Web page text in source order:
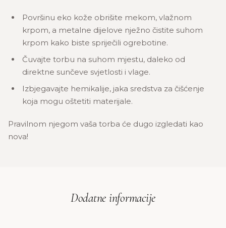
Površinu eko kože obrišite mekom, vlažnom
krpom, a metalne dijelove nježno čistite suhom
krpom kako biste spriječili ogrebotine.
Čuvajte torbu na suhom mjestu, daleko od
direktne sunčeve svjetlosti i vlage.
Izbjegavajte hemikalije, jaka sredstva za čišćenje
koja mogu oštetiti materijale.
Pravilnom njegom vaša torba će dugo izgledati kao
nova!
Dodatne informacije